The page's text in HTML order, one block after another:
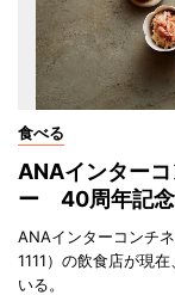
食べる
ANAインター
ー 40周年記
ANAインターコンチ
1111）の飲食店が現
いる。